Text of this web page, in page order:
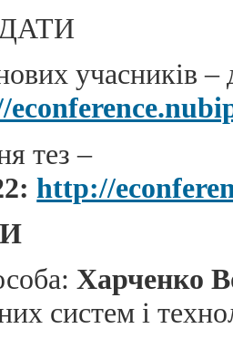
учасників
тез –
:http://
Харченко
систем і